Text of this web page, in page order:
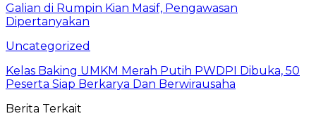
Galian di Rumpin Kian Masif, Pengawasan
Dipertanyakan
Uncategorized
Kelas Baking UMKM Merah Putih PWDPI Dibuka, 50
Peserta Siap Berkarya Dan Berwirausaha
Berita Terkait